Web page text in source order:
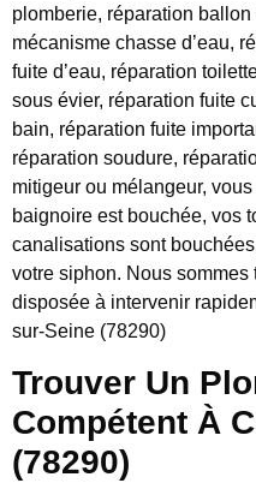
plomberie, réparation ballon
mécanisme chasse d’eau,
fuite d’eau, réparation
sous évier, réparation fuite
bain, réparation fuite
réparation soudure,
mitigeur ou mélangeur,
baignoire est bouchée, vos
canalisations sont
votre siphon. Nous
disposée à intervenir
sur-Seine (78290)
Trouver Un
Compétent À
(78290)